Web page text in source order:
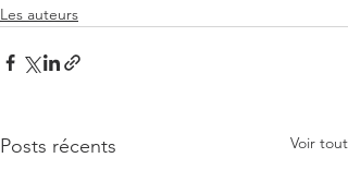
Les auteurs
Posts récents Voir tout